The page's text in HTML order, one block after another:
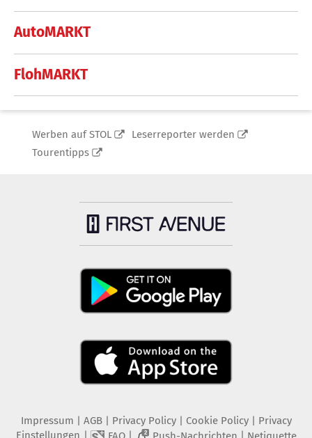
AutoMARKT
FlohMARKT
Werben auf STOL
Leserreporter werden
Tourentipps
Impressum AGB Privacy Policy| Cookie Policy| Privacy
2